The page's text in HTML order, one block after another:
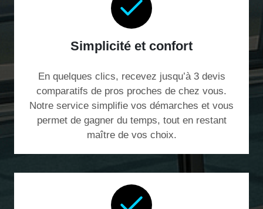
Simplicité et confort
En quelques clics, recevez jusqu’à 3 devis
comparatifs de pros proches de chez vous.
Notre service simplifie vos démarches et vous
permet de gagner du temps, tout en restant
maître de vos choix.